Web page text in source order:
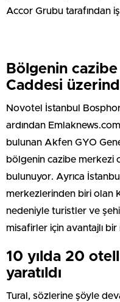
Accor Grubu tarafından
Bölgenin cazibe
Caddesi
Novotel İstanbul
ardından
bulunan Akfen GYO
bölgenin cazibe merkezi
bulunuyor. Ayrıca
merkezlerinden biri olan
nedeniyle turistler ve
misafirler için avantajlı
10 yılda 20
yaratıldı
Tural, sözlerine şöyle